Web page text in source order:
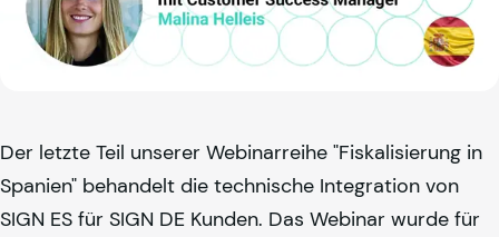
Der letzte Teil unserer Webinarreihe "Fiskalisierung in
Spanien" behandelt die technische Integration von
SIGN ES für SIGN DE Kunden. Das Webinar wurde für